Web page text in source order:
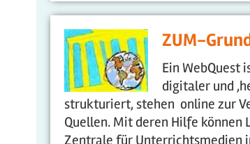
ZUM-
Ein
digitaler und
strukturiert, stehen online zur
Quellen. Mit deren Hilfe können
Zentrale für Unterrichtsmedien